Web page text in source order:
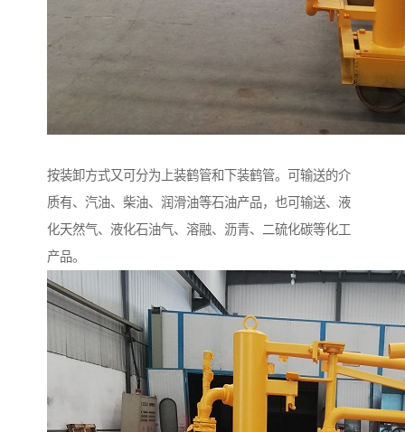
按装卸方式又可分为上装鹤管和下装鹤管。可输送的介
质有、汽油、柴油、润滑油等石油产品，也可输送、液
化天然气、液化石油气、溶融、沥青、二硫化碳等化工
产品。